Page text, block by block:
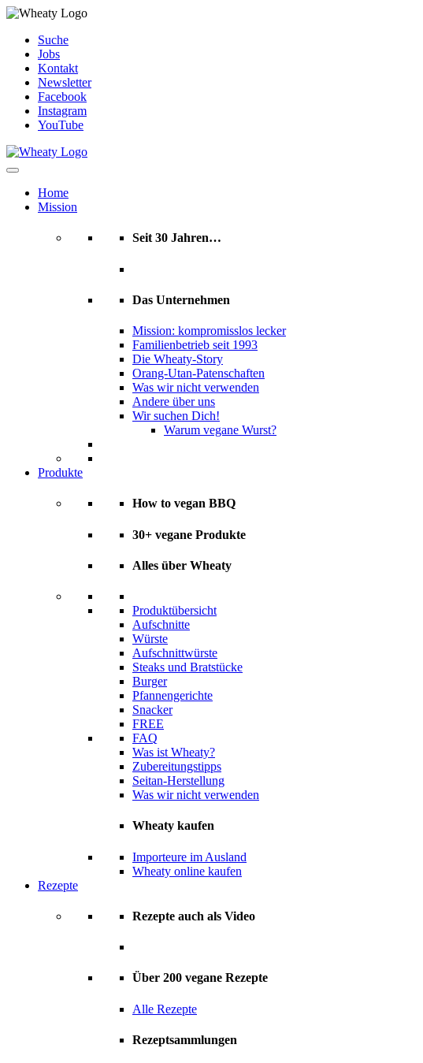
Skip
content
Suche
Jobs
Kontakt
Newsletter
Facebook
Instagram
YouTube
Home
Mission
Seit 30 Jahren…
Das Unternehmen
Mission: kompromisslos lecker
Familienbetrieb seit 1993
Die Wheaty-Story
Orang-Utan-Patenschaften
Was wir nicht verwenden
Andere über uns
Wir suchen Dich!
Warum vegane Wurst?
Produkte
How to vegan BBQ
30+ vegane Produkte
Alles über Wheaty
Produktübersicht
Aufschnitte
Würste
Aufschnittwürste
Steaks und Bratstücke
Burger
Pfannengerichte
Snacker
FREE
FAQ
Was ist Wheaty?
Zubereitungstipps
Seitan-Herstellung
Was wir nicht verwenden
Wheaty kaufen
Importeure im Ausland
Wheaty online kaufen
Rezepte
Rezepte auch als Video
Über 200 vegane Rezepte
Alle Rezepte
Rezeptsammlungen